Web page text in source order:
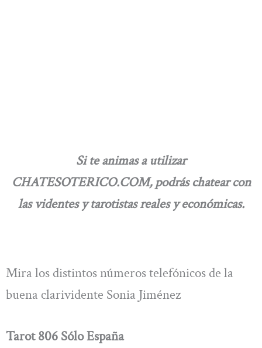
Si te animas a utilizar
CHATESOTERICO.COM, podrás chatear con
las videntes y tarotistas reales y económicas.
Mira los distintos números telefónicos de la
buena clarividente Sonia Jiménez
Tarot 806 Sólo España